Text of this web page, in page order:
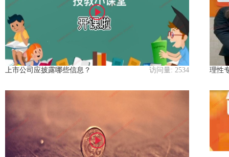
上市公司应披露哪些信息？ 访问量: 2534 理性